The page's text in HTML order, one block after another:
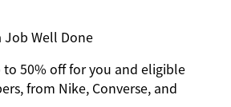
Job Well Done
to 50% off for you and eligible
from Nike, Converse, and